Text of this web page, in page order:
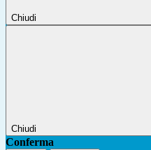
Chiudi
Chiudi
Conferma